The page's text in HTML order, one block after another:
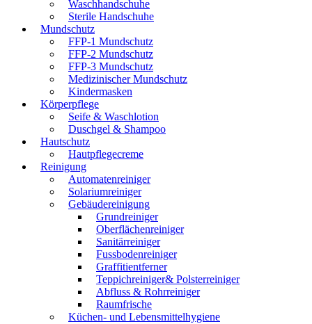
Waschhandschuhe
Sterile Handschuhe
Mundschutz
FFP-1 Mundschutz
FFP-2 Mundschutz
FFP-3 Mundschutz
Medizinischer Mundschutz
Kindermasken
Körperpflege
Seife & Waschlotion
Duschgel & Shampoo
Hautschutz
Hautpflegecreme
Reinigung
Automatenreiniger
Solariumreiniger
Gebäudereinigung
Grundreiniger
Oberflächenreiniger
Sanitärreiniger
Fussbodenreiniger
Graffitientferner
Teppichreiniger& Polsterreiniger
Abfluss & Rohrreiniger
Raumfrische
Küchen- und Lebensmittelhygiene